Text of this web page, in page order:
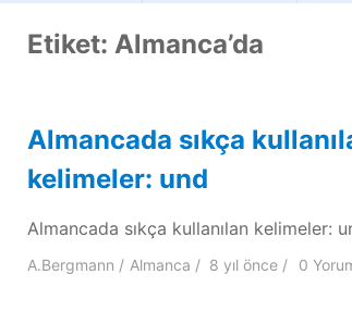
Etiket: Almanca’da
Almancada sıkça
kelimeler: und
Almancada sıkça kullanılan kelimeler:
A.Bergmann Almanca 8 yıl önce 0